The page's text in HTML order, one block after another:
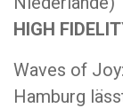
HIGH
Waves of Joy:
Hamburg